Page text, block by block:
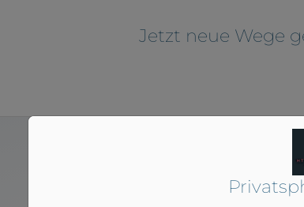
Jetzt neue Wege
Diskretion